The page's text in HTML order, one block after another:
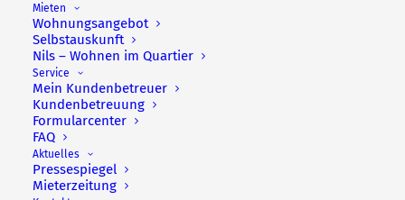
Mieten
Wohnungsangebot
Selbstauskunft
Nils – Wohnen im Quartier
Service
Mein Kundenbetreuer
Kundenbetreuung
Formularcenter
FAQ
Aktuelles
Pressespiegel
Mieterzeitung